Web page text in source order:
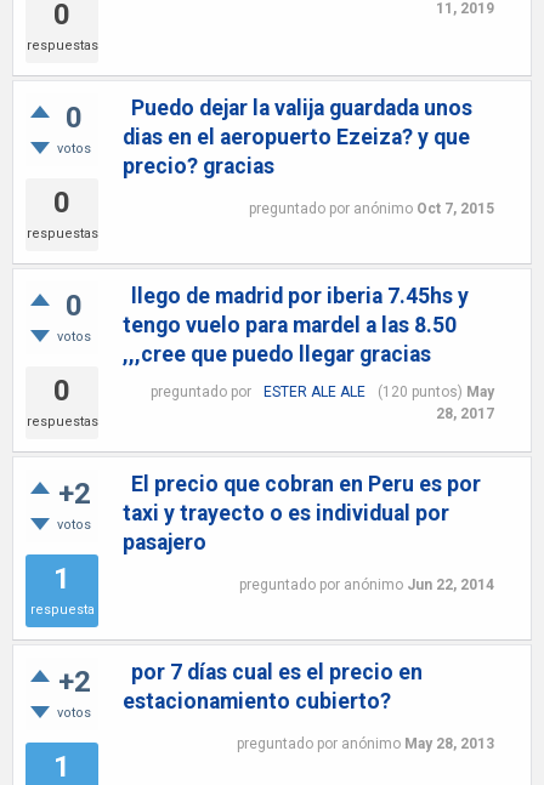
0
respuestas
11, 2019
0
votos
0
respuestas
Puedo dejar la valija guardada unos
dias en el aeropuerto Ezeiza? y que
precio? gracias
preguntado por anónimo Oct 7, 2015
0
votos
0
respuestas
llego de madrid por iberia 7.45hs y
tengo vuelo para mardel a las 8.50
,,,cree que puedo llegar gracias
preguntado por ESTER ALE ALE (120 puntos) May
28, 2017
+2
votos
1
respuesta
El precio que cobran en Peru es por
taxi y trayecto o es individual por
pasajero
preguntado por anónimo Jun 22, 2014
+2
votos
1
por 7 días cual es el precio en
estacionamiento cubierto?
preguntado por anónimo May 28, 2013